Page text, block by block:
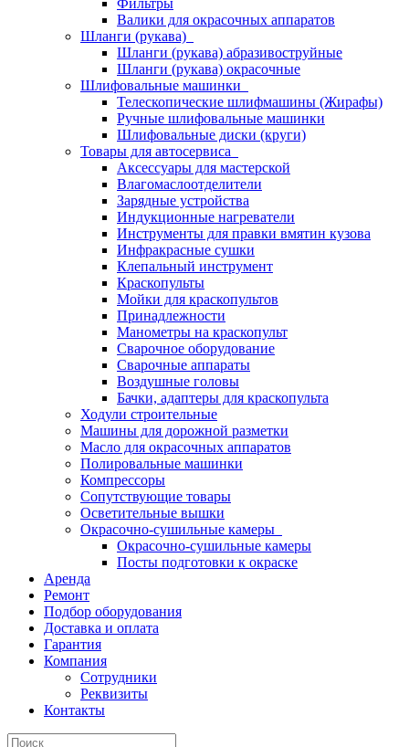
Фильтры
Валики для окрасочных аппаратов
Шланги (рукава)
Шланги (рукава) абразивоструйные
Шланги (рукава) окрасочные
Шлифовальные машинки
Телескопические шлифмашины (Жирафы)
Ручные шлифовальные машинки
Шлифовальные диски (круги)
Товары для автосервиса
Аксессуары для мастерской
Влагомаслоотделители
Зарядные устройства
Индукционные нагреватели
Инструменты для правки вмятин кузова
Инфракрасные сушки
Клепальный инструмент
Краскопульты
Мойки для краскопультов
Принадлежности
Манометры на краскопульт
Сварочное оборудование
Сварочные аппараты
Воздушные головы
Бачки, адаптеры для краскопульта
Ходули строительные
Машины для дорожной разметки
Масло для окрасочных аппаратов
Полировальные машинки
Компрессоры
Сопутствующие товары
Осветительные вышки
Окрасочно-сушильные камеры
Окрасочно-сушильные камеры
Посты подготовки к окраске
Аренда
Ремонт
Подбор оборудования
Доставка и оплата
Гарантия
Компания
Сотрудники
Реквизиты
Контакты